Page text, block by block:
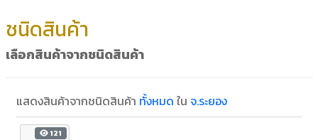
ชนิดสินค้า
เลือกสินค้าจากชนิดสินค้า
แสดงสินค้าจากชนิดสินค้า ทั้งหมด ใน จ.ระยอง
121